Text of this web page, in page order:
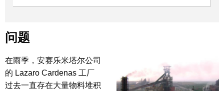
问题
在雨季，安赛乐米塔尔公司
的 Lazaro Cardenas 工厂
过去一直存在大量物料堆积